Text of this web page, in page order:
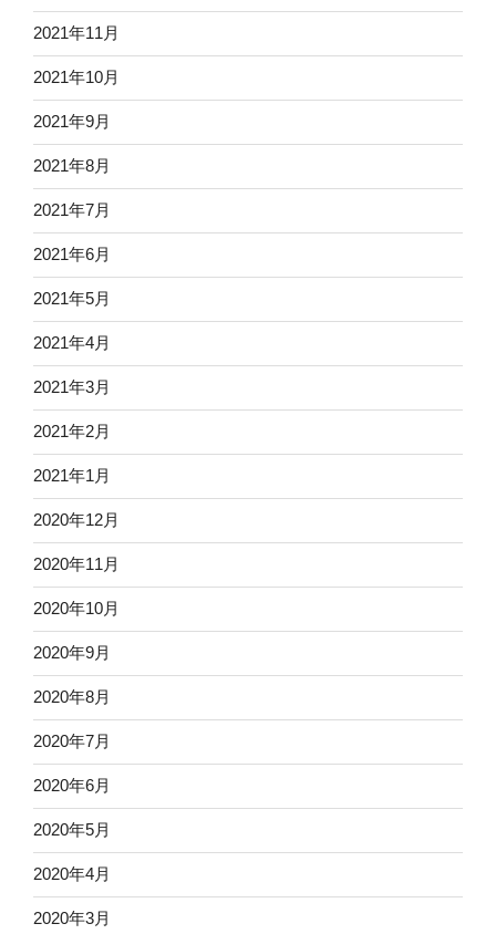
2021年11月
2021年10月
2021年9月
2021年8月
2021年7月
2021年6月
2021年5月
2021年4月
2021年3月
2021年2月
2021年1月
2020年12月
2020年11月
2020年10月
2020年9月
2020年8月
2020年7月
2020年6月
2020年5月
2020年4月
2020年3月